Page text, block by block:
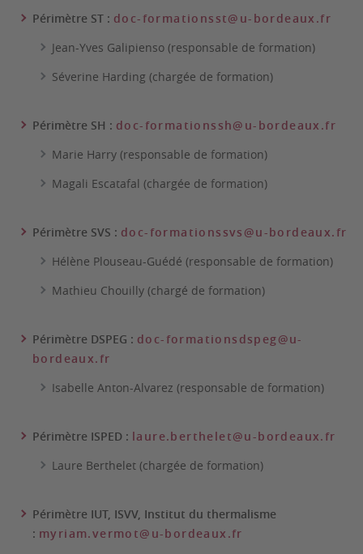
Périmètre ST : doc-formationsst@u-bordeaux.fr
Jean-Yves Galipienso (responsable de formation)
Séverine Harding (chargée de formation)
Périmètre SH : doc-formationssh@u-bordeaux.fr
Marie Harry (responsable de formation)
Magali Escatafal (chargée de formation)
Périmètre SVS : doc-formationssvs@u-bordeaux.fr
Hélène Plouseau-Guédé (responsable de formation)
Mathieu Chouilly (chargé de formation)
Périmètre DSPEG : doc-formationsdspeg@u-
bordeaux.fr
Isabelle Anton-Alvarez (responsable de formation)
Périmètre ISPED : laure.berthelet@u-bordeaux.fr
Laure Berthelet (chargée de formation)
Périmètre IUT, ISVV, Institut du thermalisme
: myriam.vermot@u-bordeaux.fr